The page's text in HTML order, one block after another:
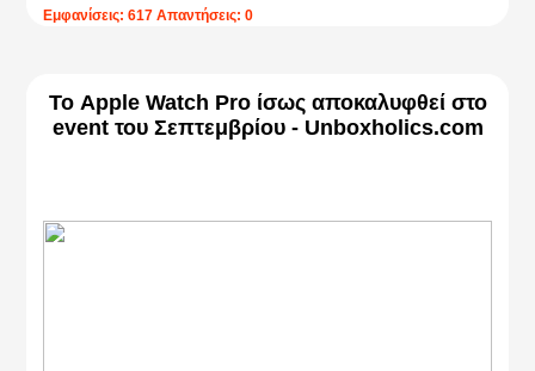
Εμφανίσεις: 617 Απαντήσεις: 0
Το Apple Watch Pro ίσως αποκαλυφθεί στο
event του Σεπτεμβρίου - Unboxholics.com